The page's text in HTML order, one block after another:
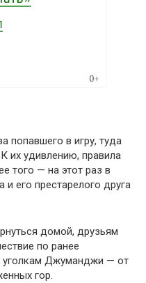
попавшего в игру, туда
их удивлению, правила
того — на этот раз в
его престарелого друга
домой, друзьям
по ранее
уголкам Джуманджи — от
гор.